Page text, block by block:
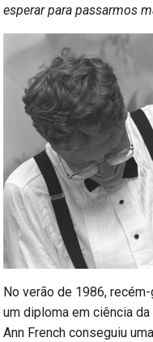
esperar para passarmos
No verão de 1986,
um diploma em ciência
Ann French conseguiu